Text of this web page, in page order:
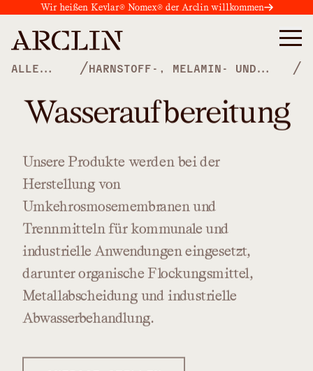
Wir heißen Kevlar® Nomex® der Arclin willkommen
ALLE
/HARNSTOFF-, MELAMIN- UND
/
Wasseraufbereitung
Unsere Produkte werden bei der
Herstellungvon
Umkehrosmosemembranen und
Trennmitteln für kommunale und
industrielle Anwendungen eingesetzt,
darunterorganische Flockungsmittel,
Metallabscheidungund industrielle
Abwasserbehandlung.